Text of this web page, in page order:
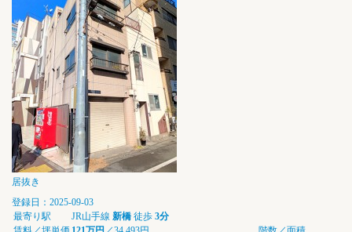
居抜き
登録日：2025-09-03
最寄り駅
JR山手線 新橋 徒歩 3分